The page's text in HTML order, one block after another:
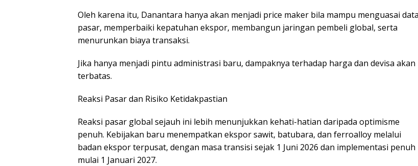
Oleh karena itu, Danantara hanya akan menjadi price maker bila mampu menguasai data
pasar, memperbaiki kepatuhan ekspor, membangun jaringan pembeli global, serta
menurunkan biaya transaksi.
Jika hanya menjadi pintu administrasi baru, dampaknya terhadap harga dan devisa akan
terbatas.
Reaksi Pasar dan Risiko Ketidakpastian
Reaksi pasar global sejauh ini lebih menunjukkan kehati-hatian daripada optimisme
penuh. Kebijakan baru menempatkan ekspor sawit, batubara, dan ferroalloy melalui
badan ekspor terpusat, dengan masa transisi sejak 1 Juni 2026 dan implementasi penuh
mulai 1 Januari 2027.